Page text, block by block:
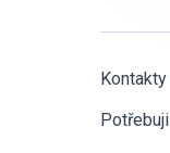
Kontakty